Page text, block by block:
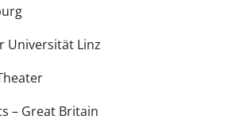
Universität Linz
– Great Britain